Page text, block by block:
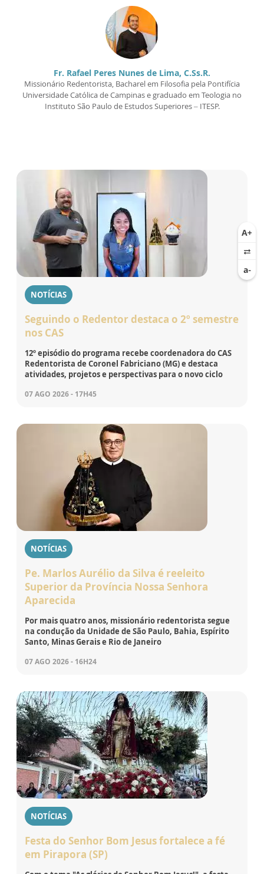
Fr. Rafael Peres Nunes de Lima, C.Ss.R.
Missionário Redentorista, Bacharel em Filosofia pela Pontifícia
Universidade Católica de Campinas e graduado em Teologia no
Instituto São Paulo de Estudos Superiores – ITESP.
NOTÍCIAS
Seguindo o Redentor destaca o 2º semestre
nos CAS
12º episódio do programa recebe coordenadora do CAS
Redentorista de Coronel Fabriciano (MG) e destaca
atividades, projetos e perspectivas para o novo ciclo
07 AGO 2026 - 17H45
NOTÍCIAS
Pe. Marlos Aurélio da Silva é reeleito
Superior da Província Nossa Senhora
Aparecida
Por mais quatro anos, missionário redentorista segue
na condução da Unidade de São Paulo, Bahia, Espírito
Santo, Minas Gerais e Rio de Janeiro
07 AGO 2026 - 16H24
NOTÍCIAS
Festa do Senhor Bom Jesus fortalece a fé
em Pirapora (SP)